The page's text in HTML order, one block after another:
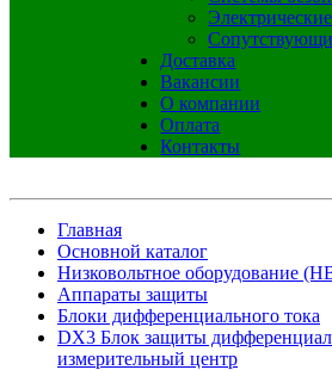
Доставка
Вакансии
О компании
Оплата
Контакты
Главная
Основной каталог
Низковольтное оборудование
Аппараты защиты
Блоки дифференциального тока
DX3 Блок защиты
измерительный центр